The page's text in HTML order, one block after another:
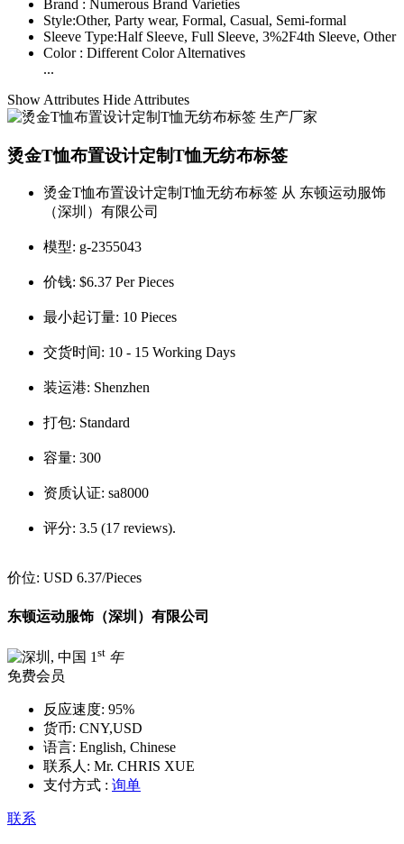
Brand : Numerous Brand Varieties
Style:Other, Party wear, Formal, Casual, Semi-formal
Sleeve Type:Half Sleeve, Full Sleeve, 3%2F4th Sleeve, Other
Color : Different Color Alternatives
...
Show Attributes Hide Attributes
烫金T恤布置设计定制T恤无纺布标签
烫金T恤布置设计定制T恤无纺布标签 从 东顿运动服饰
（深圳）有限公司
模型: g-2355043
价钱: $6.37 Per Pieces
最小起订量: 10 Pieces
交货时间: 10 - 15 Working Days
装运港: Shenzhen
打包: Standard
容量: 300
资质认证: sa8000
评分: 3.5 (17 reviews).
价位: USD 6.37/Pieces
东顿运动服饰（深圳）有限公司
1 st 年
免费会员
反应速度: 95%
货币: CNY,USD
语言: English, Chinese
联系人: Mr. CHRIS XUE
支付方式 : 询单
联系